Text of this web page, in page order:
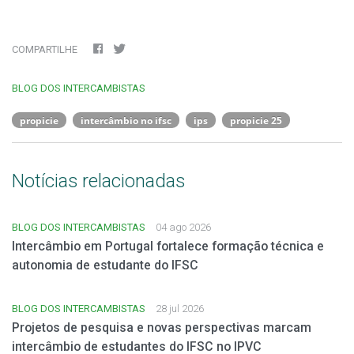
COMPARTILHE
BLOG DOS INTERCAMBISTAS
propicie intercâmbio no ifsc ips propicie 25
Notícias relacionadas
BLOG DOS INTERCAMBISTAS 04 ago 2026
Intercâmbio em Portugal fortalece formação técnica e
autonomia de estudante do IFSC
BLOG DOS INTERCAMBISTAS 28 jul 2026
Projetos de pesquisa e novas perspectivas marcam
intercâmbio de estudantes do IFSC no IPVC